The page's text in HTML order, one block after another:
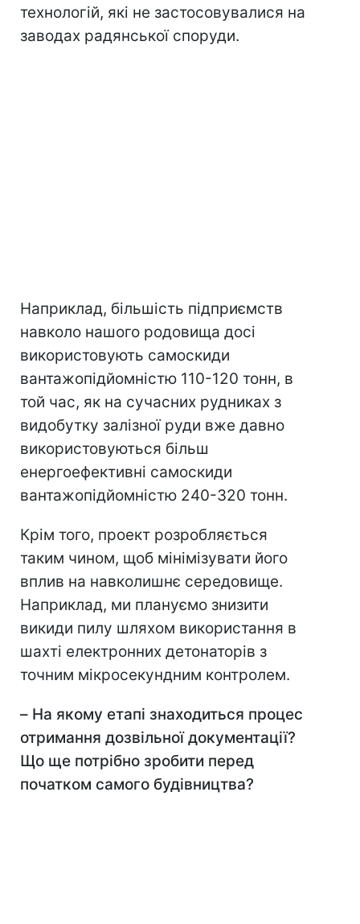
технологій, які не застосовувалися на
заводах радянської споруди.
Наприклад, більшість підприємств
навколо нашого родовища досі
використовують самоскиди
вантажопідйомністю 110-120 тонн, в
той час, як на сучасних рудниках з
видобутку залізної руди вже давно
використовуються більш
енергоефективні самоскиди
вантажопідйомністю 240-320 тонн.
Крім того, проект розробляється
таким чином, щоб мінімізувати його
вплив на навколишнє середовище.
Наприклад, ми плануємо знизити
викиди пилу шляхом використання в
шахті електронних детонаторів з
точним мікросекундним контролем.
– На якому етапі знаходиться процес
отримання дозвільної документації?
Що ще потрібно зробити перед
початком самого будівництва?